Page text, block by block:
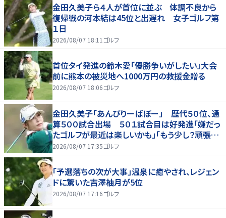
金田久美子ら４人が首位に並ぶ 体調不良から
復帰戦の河本結は45位と出遅れ 女子ゴルフ第
１日
2026/08/07 18:11 ゴルフ
首位タイ発進の鈴木愛「優勝争いがしたい」大会
前に熊本の被災地へ1000万円の救援金贈る
2026/08/07 18:06ゴルフ
金田久美子「あんびりーばぼー」 歴代５０位、通
算５００試合出場 ５０１試合目は好発進「嫌だっ
たゴルフが最近は楽しいかも」「もう少し？頑張り
たいな」
2026/08/07 17:35ゴルフ
「予選落ちの次が大事」温泉に癒やされ、レジェン
ドに驚いた吉澤柚月が5位
2026/08/07 17:16ゴルフ